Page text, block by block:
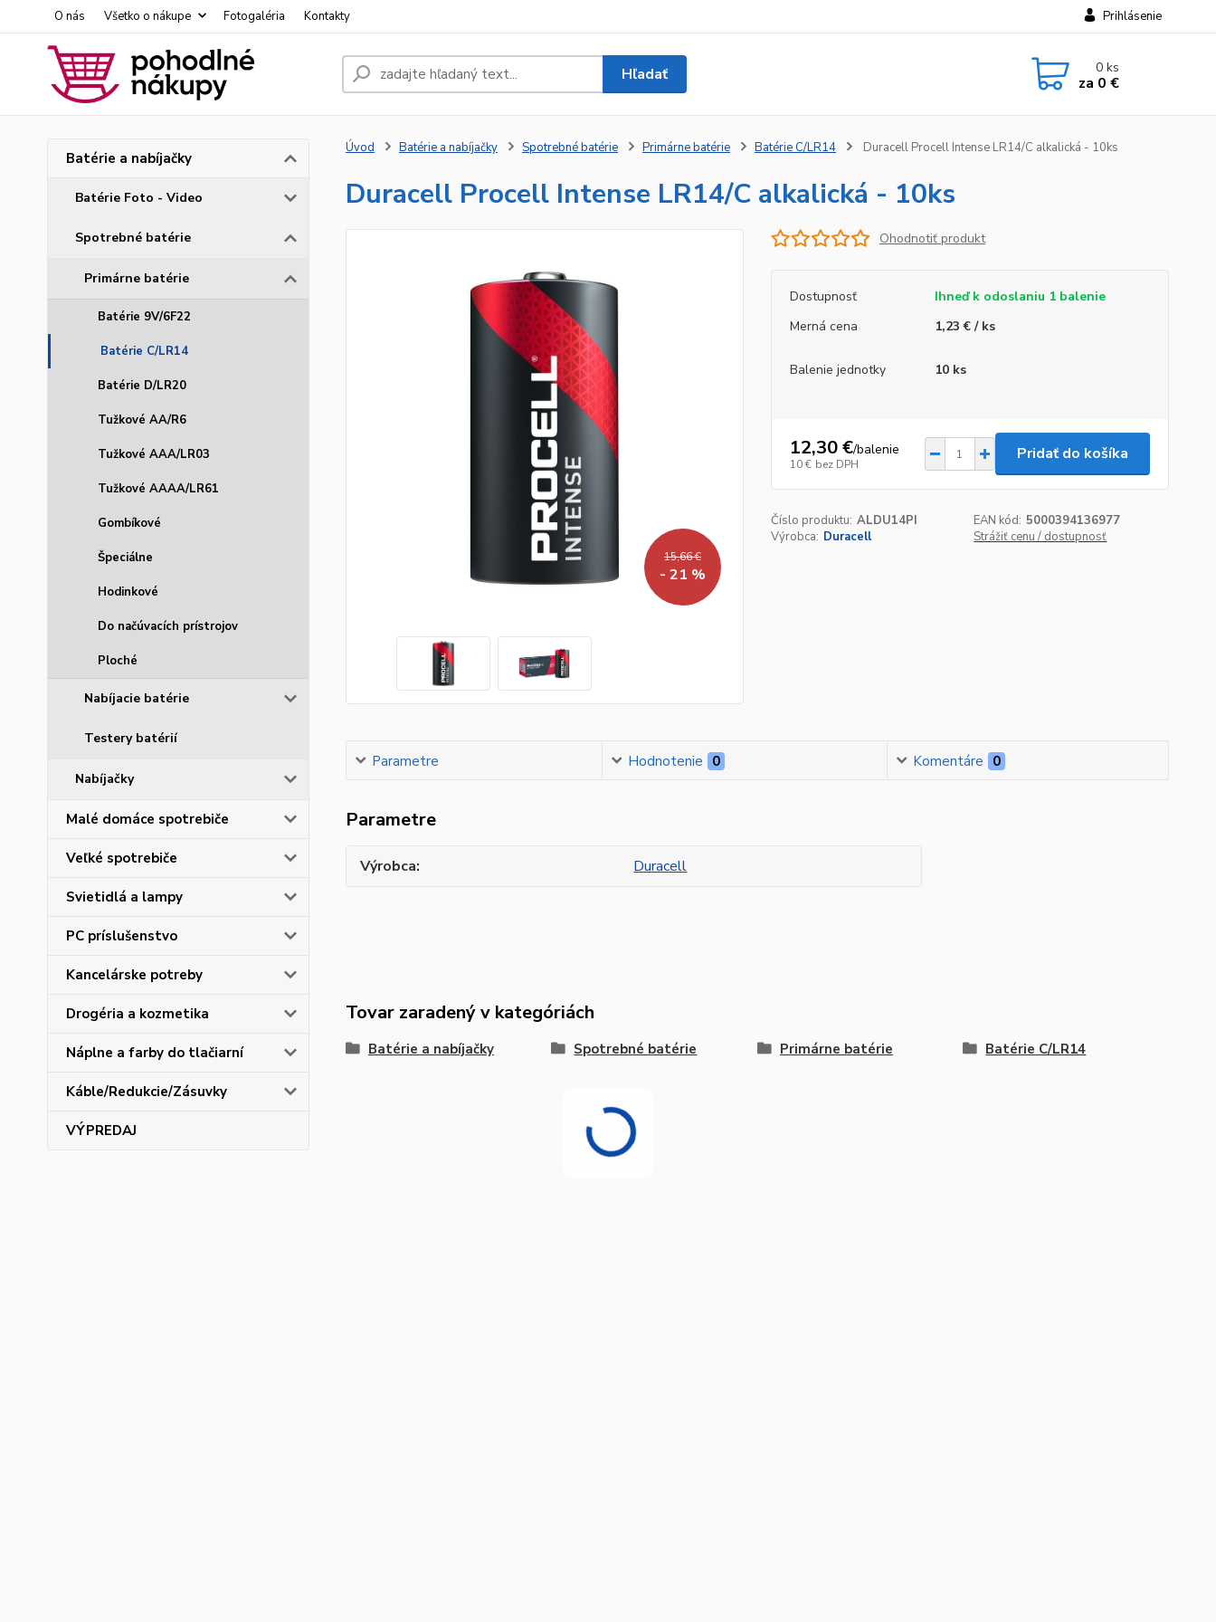
O nás Všetko o nákupe Fotogaléria Kontakty Prihlásenie
Hľadať 0ks
za 0 €
Batérie a nabíjačky
Batérie Foto - Video
Spotrebné batérie
Primárne batérie
Batérie 9V/6F22
Batérie C/LR14
Batérie D/LR20
Tužkové AA/R6
Tužkové AAA/LR03
Tužkové AAAA/LR61
Gombíkové
Špeciálne
Hodinkové
Do načúvacích prístrojov
Ploché
Nabíjacie batérie
Testery batérií
Nabíjačky
Malé domáce spotrebiče
Veľké spotrebiče
Svietidlá a lampy
PC príslušenstvo
Kancelárske potreby
Drogéria a kozmetika
Náplne a farby do tlačiarní
Káble/Redukcie/Zásuvky
VÝPREDAJ
Úvod Batérie a nabíjačky Spotrebné batérie Primárne batérie Batérie C/LR14 Duracell Procell Intense LR14/C alkalická - 10ks
Duracell Procell Intense LR14/C alkalická - 10ks
15,66 €
- 21 %
Ohodnotiť produkt
Dostupnosť
Ihneď k odoslaniu 1 balenie
Merná cena
1,23 € / ks
Balenie jednotky 10 ks
12,30 €/balenie
10 € bez DPH
Pridať do košíka
Číslo produktu: ALDU14PI EAN kód: 5000394136977
Výrobca: Duracell Strážiť cenu / dostupnosť
Parametre Hodnotenie 0 Komentáre 0
Parametre
Výrobca Duracell
Tovar zaradený v kategóriách
Batérie a nabíjačky Spotrebné batérie Primárne batérie Batérie C/LR14